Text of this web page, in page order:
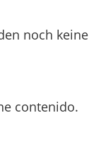
noch keine
contenido.